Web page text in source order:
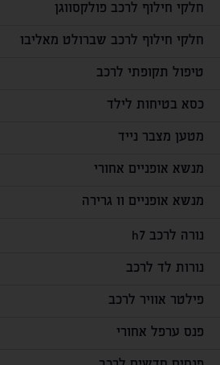
חלקי חילוף לרכב פולקסווגן
חלקי חילוף לרכב שברולט מאליבו
טיפול תקופתי לרכב
כסא בטיחות לילד
מטען מצבר נייד
מנשא אופניים אחורי
מנשא אופניים וו גרירה
נורה לרכב h7
נורות לד לרכב
פילטר אוויר לרכב
פנס ערפל אחורי